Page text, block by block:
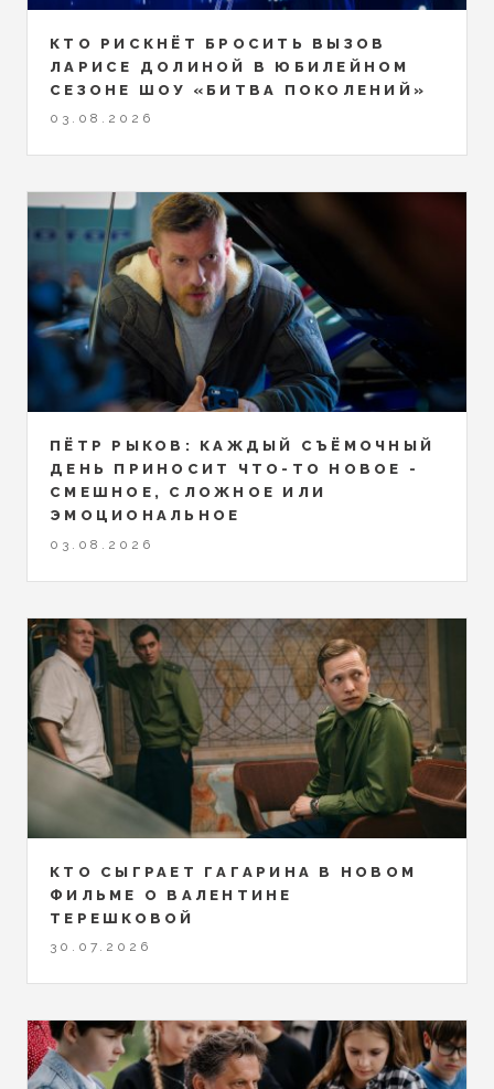
КТО РИСКНЁТ БРОСИТЬ ВЫЗОВ
ЛАРИСЕ ДОЛИНОЙ В ЮБИЛЕЙНОМ
СЕЗОНЕ ШОУ «БИТВА ПОКОЛЕНИЙ»
03.08.2026
ПЁТР РЫКОВ: КАЖДЫЙ СЪЁМОЧНЫЙ
ДЕНЬ ПРИНОСИТ ЧТО-ТО НОВОЕ -
СМЕШНОЕ, СЛОЖНОЕ ИЛИ
ЭМОЦИОНАЛЬНОЕ
03.08.2026
КТО СЫГРАЕТ ГАГАРИНА В НОВОМ
ФИЛЬМЕ О ВАЛЕНТИНЕ
ТЕРЕШКОВОЙ
30.07.2026